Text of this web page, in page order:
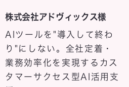
株式会社アドヴィックス様
AIツールを"導入して終わ
り"にしない。全社定着・
業務効率化を実現するカス
タマーサクセス型AI活用支